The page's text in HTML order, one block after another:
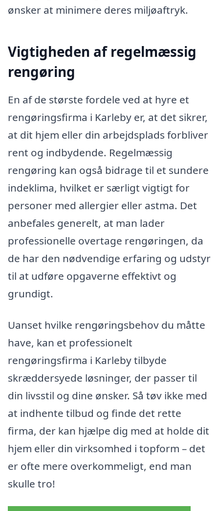
ønsker at minimere deres miljøaftryk.
Vigtigheden af regelmæssig
rengøring
En af de største fordele ved at hyre et
rengøringsfirma i Karleby er, at det sikrer,
at dit hjem eller din arbejdsplads forbliver
rent og indbydende. Regelmæssig
rengøring kan også bidrage til et sundere
indeklima, hvilket er særligt vigtigt for
personer med allergier eller astma. Det
anbefales generelt, at man lader
professionelle overtage rengøringen, da
de har den nødvendige erfaring og udstyr
til at udføre opgaverne effektivt og
grundigt.
Uanset hvilke rengøringsbehov du måtte
have, kan et professionelt
rengøringsfirma i Karleby tilbyde
skræddersyede løsninger, der passer til
din livsstil og dine ønsker. Så tøv ikke med
at indhente tilbud og finde det rette
firma, der kan hjælpe dig med at holde dit
hjem eller din virksomhed i topform – det
er ofte mere overkommeligt, end man
skulle tro!